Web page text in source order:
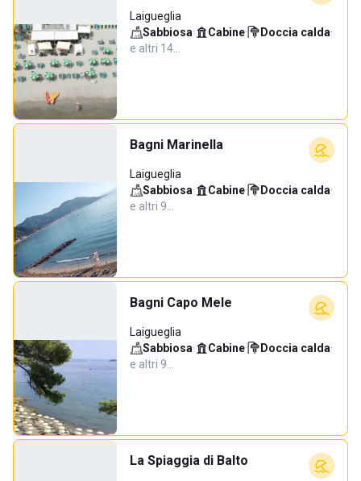
Laigueglia
Sabbiosa· Cabine· Doccia calda·
e altri 14…
Bagni Marinella
Laigueglia
Sabbiosa· Cabine· Doccia calda·
e altri 9…
Bagni Capo Mele
Laigueglia
Sabbiosa· Cabine· Doccia calda·
e altri 9…
La Spiaggia di Balto